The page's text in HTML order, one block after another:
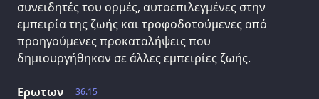
συνειδητές του ορμές, αυτοεπιλεγμένες στην
εμπειρία της ζωής και τροφοδοτούμενες από
προηγούμενες προκαταλήψεις που
δημιουργήθηκαν σε άλλες εμπειρίες ζωής.
36.15
Ερωτων